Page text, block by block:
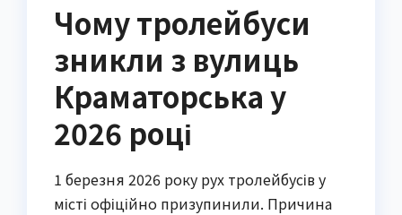
Чому тролейбуси
зникли з вулиць
Краматорська у
2026 році
1 березня 2026 року рух тролейбусів у
місті офіційно призупинили. Причина